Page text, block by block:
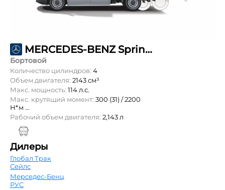
MERCEDES-BENZ Sprinter 211 CDI L3 DoubleCab 5,5т
Бортовой
Количество цилиндров: 4
Объем двигателя: 2143 см³
Макс. мощность: 114 л.с.
Макс. крутящий момент: 300 (31) / 2200
Н*м ...
Рабочий объем двигателя: 2,143 л
Дилеры
Глобал Трак
Сейлс
Мерседес-Бенц
РУС